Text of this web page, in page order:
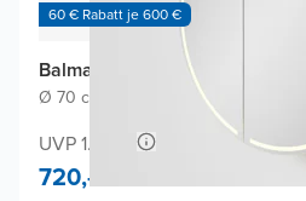
60 € Rabatt je 600 €
Balmani Mara Spiegelschrank
Ø 70 cm Rund
UVP 1.360,-
720,-